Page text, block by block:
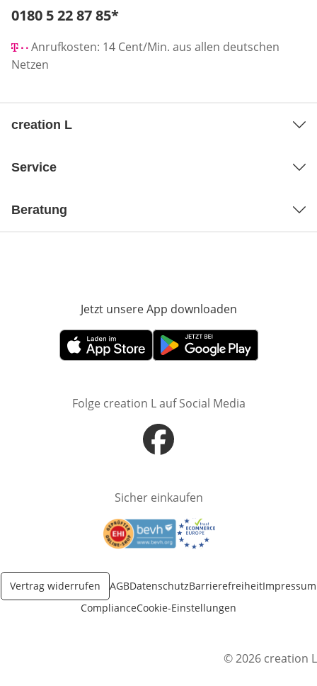
Telefonnummer:
0180 5 22 87 85*
Anrufkosten: 14 Cent/Min. aus allen deutschen
Netzen
creation L
Service
Beratung
Jetzt unsere App downloaden
Öffnet in neuem FensterÖffnet in neuem Fenster
Folge creation L auf Social Media
Öffnet in neuem Fenster
Sicher einkaufen
Öffnet in neuem FensterÖffnet in neuem Fenster
Vertrag widerrufen AGBDatenschutzBarrierefreiheitImpressum
ComplianceCookie-Einstellungen
© 2026 creation L